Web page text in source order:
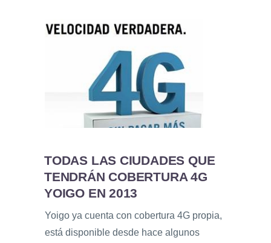
TODAS LAS CIUDADES QUE
TENDRÁN COBERTURA 4G
YOIGO EN 2013
Yoigo ya cuenta con cobertura 4G propia,
está disponible desde hace algunos